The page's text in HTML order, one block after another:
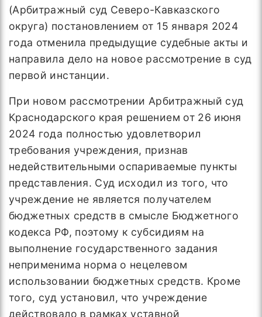
(Арбитражный суд Северо-Кавказского
округа) постановлением от 15 января 2024
года отменила предыдущие судебные акты и
направила дело на новое рассмотрение в суд
первой инстанции.
При новом рассмотрении Арбитражный суд
Краснодарского края решением от 26 июня
2024 года полностью удовлетворил
требования учреждения, признав
недействительными оспариваемые пункты
представления. Суд исходил из того, что
учреждение не является получателем
бюджетных средств в смысле Бюджетного
кодекса РФ, поэтому к субсидиям на
выполнение государственного задания
неприменима норма о нецелевом
использовании бюджетных средств. Кроме
того, суд установил, что учреждение
действовало в рамках уставной